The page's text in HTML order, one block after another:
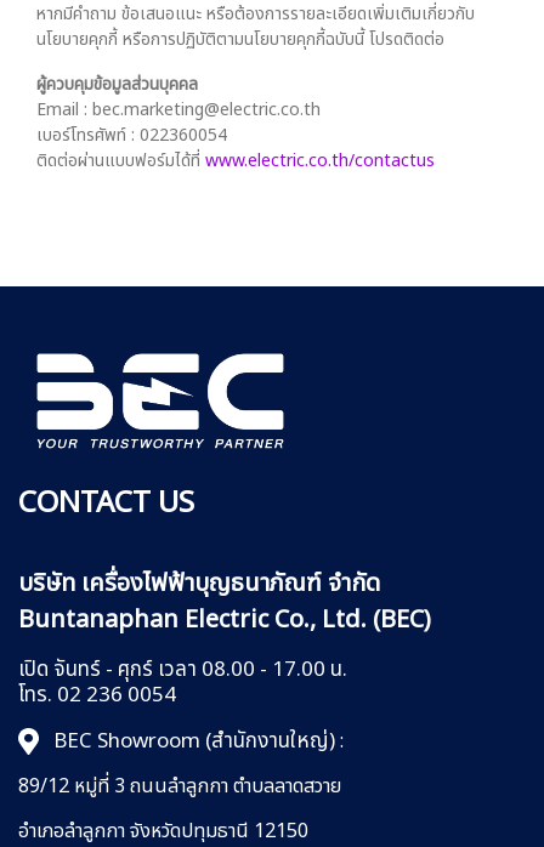
หากมีคำถาม ข้อเสนอแนะ หรือต้องการรายละเอียดเพิ่มเติมเกี่ยวกับ
นโยบายคุกกี้ หรือการปฏิบัติตามนโยบายคุกกี้ฉบับนี้ โปรดติดต่อ
ผู้ควบคุมข้อมูลส่วนบุคคล
Email : bec.marketing@electric.co.th
เบอร์โทรศัพท์ : 022360054
ติดต่อผ่านแบบฟอร์มได้ที่ www.electric.co.th/contactus
CONTACT US
บริษัท เครื่องไฟฟ้าบุญธนาภัณฑ์ จำกัด
Buntanaphan Electric Co., Ltd. (BEC)
เปิด จันทร์ - ศุกร์ เวลา 08.00 - 17.00 น.
โทร. 02 236 0054
BEC Showroom (สำนักงานใหญ่):
89/12 หมู่ที่ 3 ถนนลำลูกกาตำบลลาดสวาย
อำเภอลำลูกกาจังหวัดปทุมธานี 12150